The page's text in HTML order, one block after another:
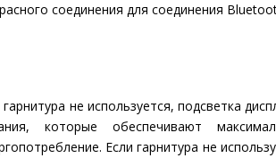
соединения для соединения
не используется, подсветка
которые обеспечивают
Если гарнитура не